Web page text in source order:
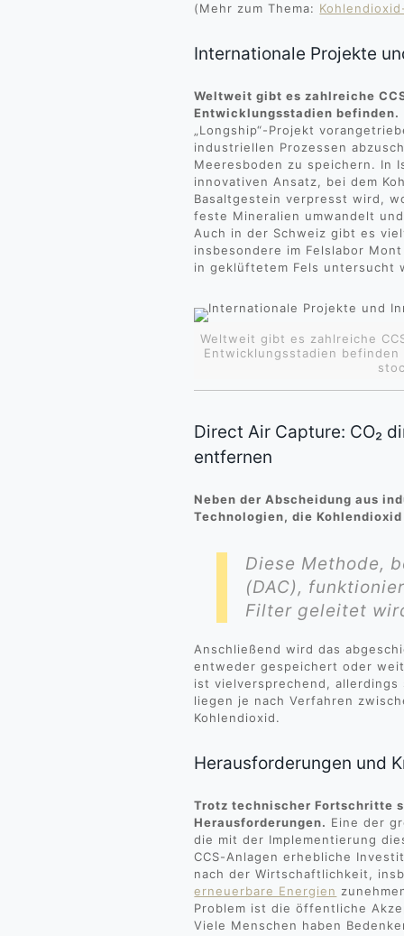
(Mehr zum Thema:
Internationale Projekte
Weltweit gibt es zahlreiche
Entwicklungsstadien befinden.
„Longship“-Projekt
industriellen Prozessen
Meeresboden zu speichern. In
innovativen Ansatz, bei dem
Basaltgestein verpresst wird,
feste Mineralien umwandelt
Auch in der Schweiz gibt es
insbesondere im Felslabor
in geklüftetem Fels untersucht
Weltweit gibt es zahlreiche
Entwicklungsstadien
Direct Air Capture: CO₂
entfernen
Neben der Abscheidung aus
Technologien, die
Diese Methode,
(DAC),
Filter geleitet
Anschließend wird das
entweder gespeichert oder
ist vielversprechend,
liegen je nach Verfahren
Kohlendioxid.
Herausforderungen und
Trotz technischer Fortschritte
Herausforderungen. Eine der
die mit der Implementierung
CCS-Anlagen erhebliche
nach der Wirtschaftlichkeit,
erneuerbare Energien
Problem ist die öffentliche
Viele Menschen haben